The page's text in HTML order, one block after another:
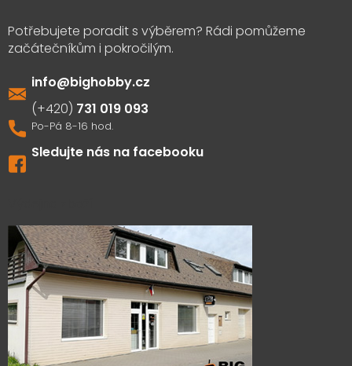
info@bighobby.cz
731 019 093
Sledujte nás na facebooku